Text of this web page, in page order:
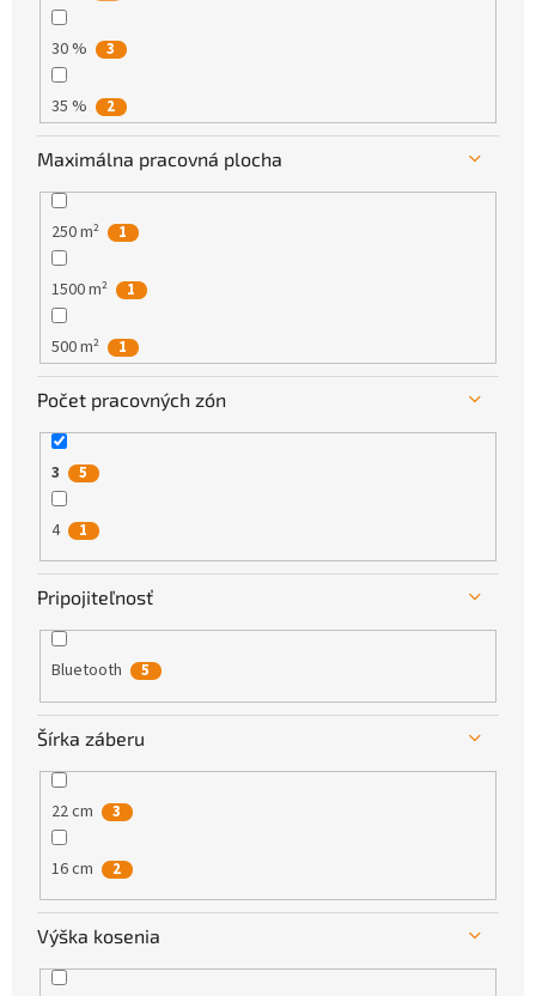
30 % 3
35 % 2
Maximálna pracovná plocha
250 m² 1
1500 m² 1
500 m² 1
600 m² 0
1200 m²
800 m²
Počet pracovných zón
3 5
4 1
Pripojiteľnosť
Bluetooth 5
Šírka záberu
22 cm 3
16 cm 2
Výška kosenia